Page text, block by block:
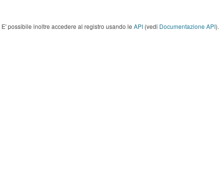
E' possibile inoltre accedere al registro usando le API (vedi Documentazione API).